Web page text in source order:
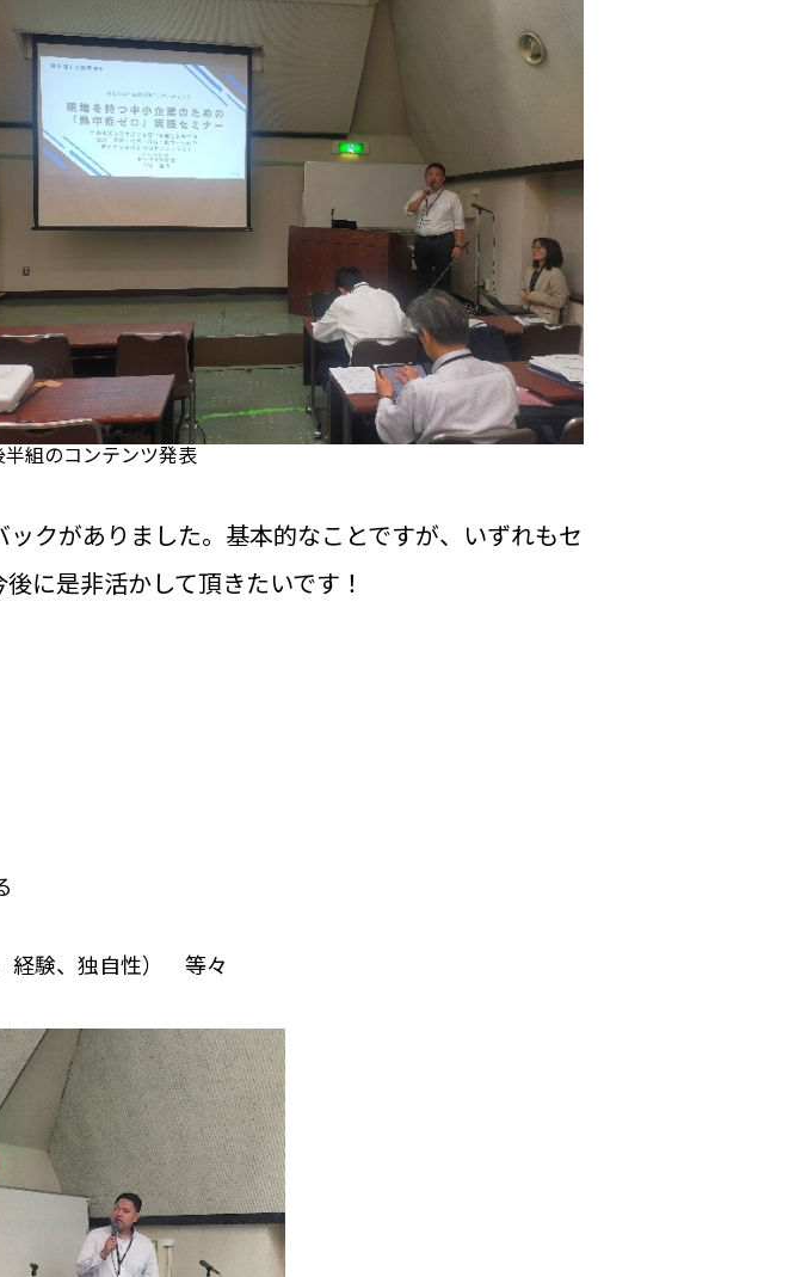
半組のコンテンツ発表
クがありました。基本的なことですが、いずれもセ
に是非活かして頂きたいです！
経験、独自性） 等々